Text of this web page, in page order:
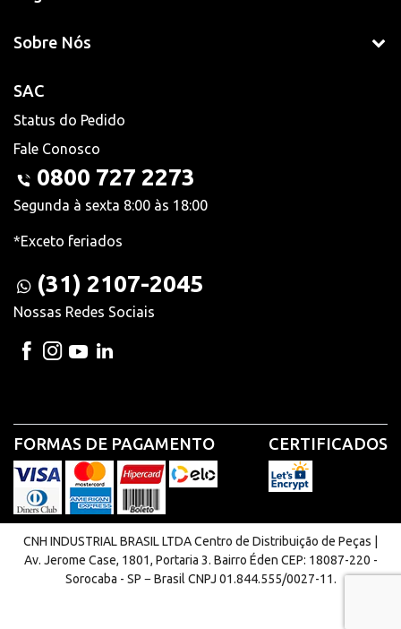
Sobre Nós
SAC
Status do Pedido
Fale Conosco
0800 727 2273
Segunda à sexta 8:00 às 18:00
*Exceto feriados
(31) 2107-2045
Nossas Redes Sociais
FORMAS DE PAGAMENTO CERTIFICADOS
CNH INDUSTRIAL BRASIL LTDA Centro de Distribuição de Peças |
Av. Jerome Case, 1801, Portaria 3. Bairro Éden CEP: 18087-220 -
Sorocaba - SP − Brasil CNPJ 01.844.555/0027-11.